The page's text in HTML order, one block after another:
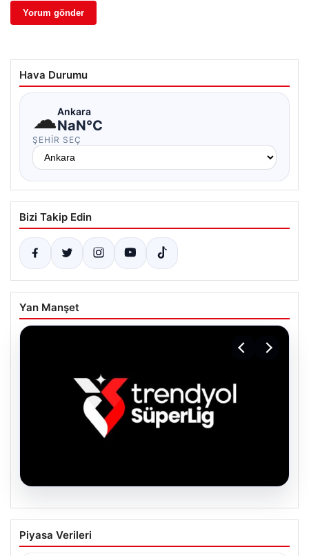
Hava Durumu
☁Ankara
NaN°C
ŞEHIR SEÇ
Bizi Takip Edin
Yan Manşet
TFF’den isim sponsorluğu açıklaması!
Trendyol Süper Lig…
Piyasa Verileri